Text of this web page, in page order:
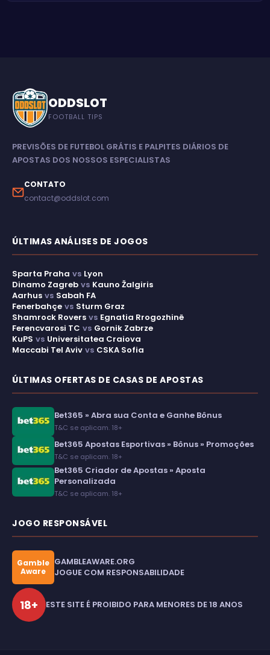
ODDSLOT
FOOTBALL TIPS
PREVISÕES DE FUTEBOL GRÁTIS E PALPITES DIÁRIOS DE
APOSTAS DOS NOSSOS ESPECIALISTAS
CONTATO
contact@oddslot.com
ÚLTIMAS ANÁLISES DE JOGOS
Sparta Praha vs Lyon
Dinamo Zagreb vs Kauno Žalgiris
Aarhus vs Sabah FA
Fenerbahçe vs Sturm Graz
Shamrock Rovers vs Egnatia Rrogozhinë
Ferencvarosi TC vs Gornik Zabrze
KuPS vs Universitatea Craiova
Maccabi Tel Aviv vs CSKA Sofia
ÚLTIMAS OFERTAS DE CASAS DE APOSTAS
Bet365 » Abra sua Conta e Ganhe Bônus
T&C se aplicam. 18+
Bet365 Apostas Esportivas » Bônus » Promoções
T&C se aplicam. 18+
Bet365 Criador de Apostas » Aposta
Personalizada
T&C se aplicam. 18+
JOGO RESPONSÁVEL
Gamble
Aware
GAMBLEAWARE.ORG
JOGUE COM RESPONSABILIDADE
18+ ESTE SITE É PROIBIDO PARA MENORES DE 18 ANOS